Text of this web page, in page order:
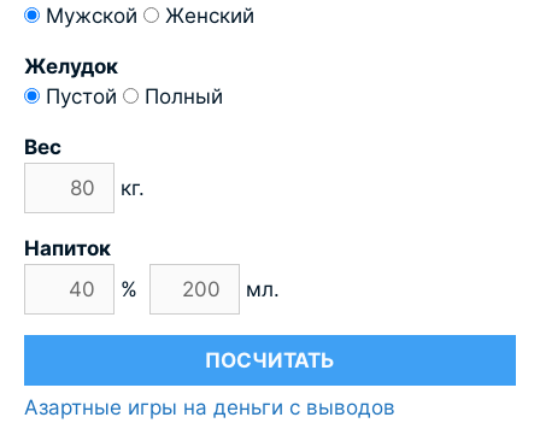
Мужской
Женский
Желудок
Пустой
Полный
Вес
кг.
Напиток
%
мл.
Азартные игры на деньги с выводов